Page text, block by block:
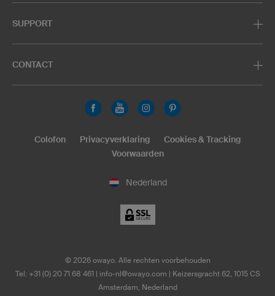
SUPPORT
CONTACT
Nederland
Colofon Privacyverklaring
Cookies & Tracking
Voorwaarden
© 2026owayo. Alle rechten voorbehouden
Tel: +31 (0) 20 71 68 461
info-nl@owayo.com | Keizersgracht 62, 1015 CS
Amsterdam, Nederland